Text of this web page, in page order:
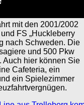
mit den 2001/2002
FS „Huckleberry
nach Schweden. Die
und 500 Pkw
Auch hier können Sie
Cafeteria, ein
ein Spielezimmer